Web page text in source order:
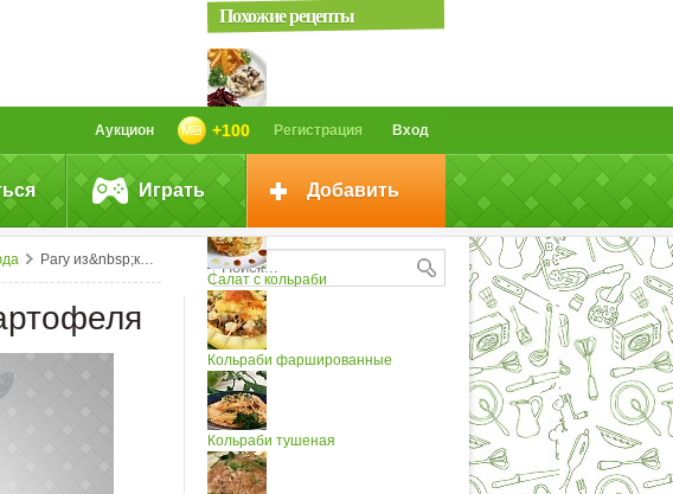
Вход
Регистрация
+100
Аукцион
Играть Добавить
Рагу из&nbsp;кольраби, грибов и&nbsp;картофеля
Похожие рецепты
Кольраби маринованная
Салат с кольраби
Кольраби фаршированные
Кольраби тушеная